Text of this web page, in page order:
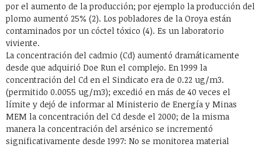
por el aumento de la producción; por ejemplo la producción del
plomo aumentó 25% (2). Los pobladores de la Oroya están
contaminados por un cóctel tóxico (4). Es un laboratorio
viviente.
La concentración del cadmio (Cd) aumentó dramáticamente
desde que adquirió Doe Run el complejo. En 1999 la
concentración del Cd en el Sindicato era de 0.22 ug/m3.
(permitido 0.0055 ug/m3); excedió en más de 40 veces el
límite y dejó de informar al Ministerio de Energía y Minas
MEM la concentración del Cd desde el 2000; de la misma
manera la concentración del arsénico se incrementó
significativamente desde 1997: No se monitorea material